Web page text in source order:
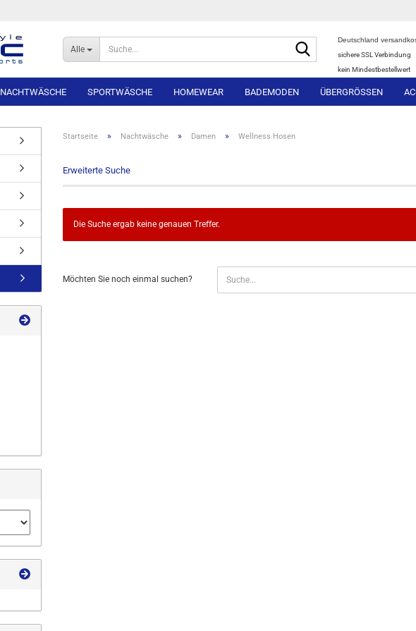
Alle
Suche...Deutschland
sichere SSL Verbindung
kein Mindestbestellwert
NACHTWÄSCHE SPORTWÄSCHE HOMEWEAR BADEMODEN ÜBERGRÖSSEN
Startseite » Nachtwäsche » Damen » Wellness Hosen
Erweiterte Suche
Die Suche ergab keine genauen Treffer.
SIE
Möchten Sie noch einmal suchen?